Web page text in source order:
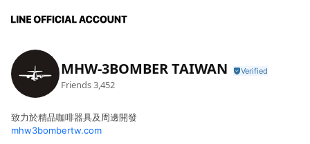
MHW-3BOMBER TAIWAN
Friends3,452
致力於精品咖啡器具及周邊開發
mhw3bombertw.com